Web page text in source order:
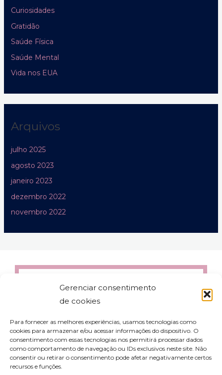
Gerenciar consentimento
de cookies
Para fornecer as melhores experiências, usamos tecnologias como
cookies para armazenar e/ou acessar informações do dispositivo. O
consentimento com essas tecnologias nos permitirá processar dados
como comportamento de navegação ou IDs exclusivos neste site. Não
consentir ou retirar o consentimento pode afetar negativamente certos
recursos e funções.
Curiosidades
Gratidão
Saúde Física
Saúde Mental
Vida nos EUA
Arquivos
julho 2025
agosto 2023
janeiro 2023
dezembro 2022
novembro 2022